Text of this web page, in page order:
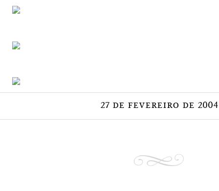
27 de fevereiro de 2004